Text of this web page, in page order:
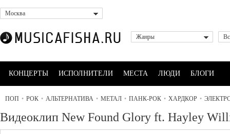
Москва
Жанры
КОНЦЕРТЫ ИСПОЛНИТЕЛИ МЕСТА ЛЮДИ БЛОГИ
ПОП • РОК • АЛЬТЕРНАТИВА • МЕТАЛ • ПАНК-РОК • ХАРДКОР •
Видеоклип New Found Glory ft. Hayley